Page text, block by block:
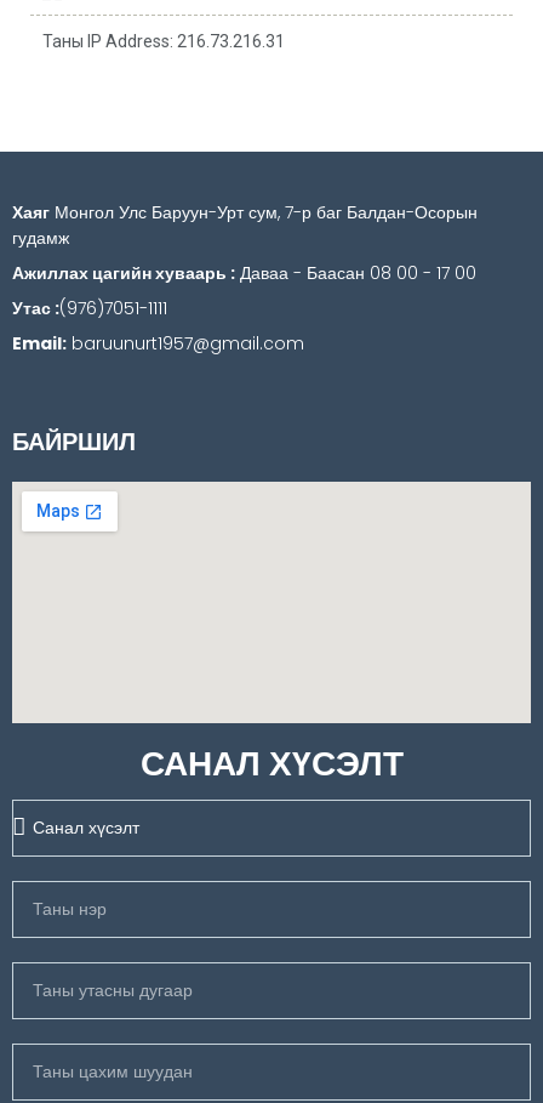
Таны IP Address: 216.73.216.31
Хаяг Монгол Улс Баруун-Урт сум, 7-р баг Балдан-Осорын
гудамж
Ажиллах цагийн хуваарь : Даваа - Баасан 08 00 - 17 00
Утас :(976)7051-1111
Email: baruunurt1957@gmail.com
БАЙРШИЛ
САНАЛ ХҮСЭЛТ